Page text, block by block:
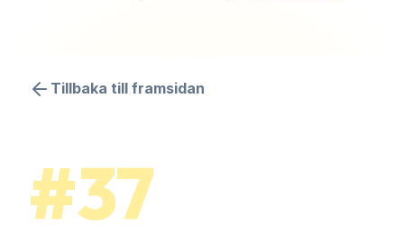
Tillbaka till framsidan
#37